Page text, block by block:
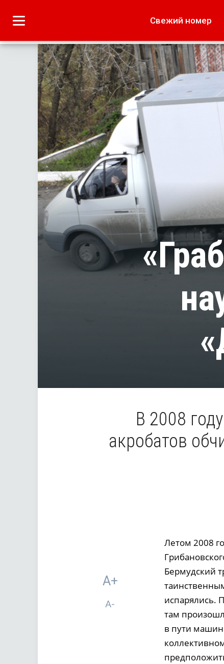
Свежий номер
Лето наших
В 2008
акробатов
A+
A-
Летом 2008
Бермудский
испарялись.
там
в пути